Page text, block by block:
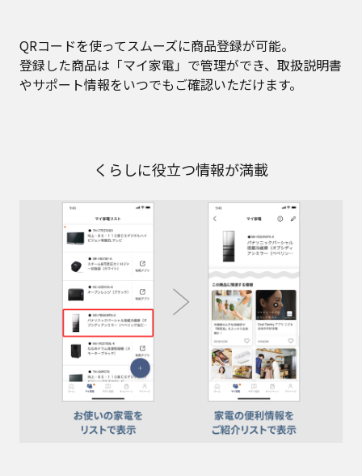
QRコードを使ってスムーズに商品登録が可能。
登録した商品は「マイ家電」で管理ができ、取扱説明書
やサポート情報をいつでもご確認いただけます。
くらしに役立つ情報が満載